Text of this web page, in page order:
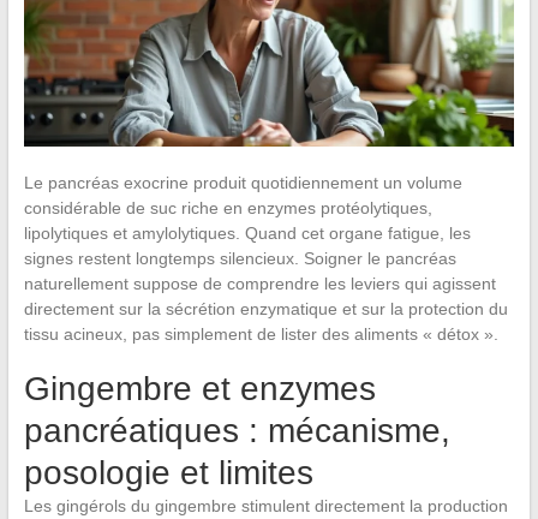
Le pancréas exocrine produit quotidiennement un volume
considérable de suc riche en enzymes protéolytiques,
lipolytiques et amylolytiques. Quand cet organe fatigue, les
signes restent longtemps silencieux. Soigner le pancréas
naturellement suppose de comprendre les leviers qui agissent
directement sur la sécrétion enzymatique et sur la protection du
tissu acineux, pas simplement de lister des aliments « détox ».
Gingembre et enzymes
pancréatiques : mécanisme,
posologie et limites
Les gingérols du gingembre stimulent directement la production